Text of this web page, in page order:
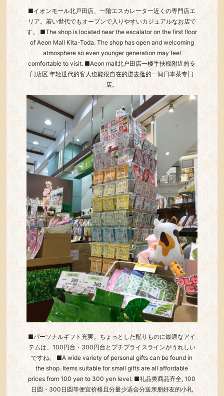
■イオンモール北戸田店、一階エスカレーター近くの専門店エ
リア。若い世代でもオープンで入りやすいカジュアルなお店で
す。 ■The shop is located near the escalator on the first floor
of Aeon Mall Kita-Toda. The shop has open and welcoming
atmosphere so even younger generation may feel
comfortable to visit. ■Aeon mall北户田店一楼手扶梯附近的专
门店区 年轻世代的客人也能很自在的进去逛的一间日本茶专门
店。
■パーソナルギフト充実。ちょっとした配りものに最適なアイ
テムは、100円台・300円台とプチプライスラインがうれしい
ですね。 ■A wide variety of personal gifts can be found in
the shop. Items suitable for small gifts are all affordable
prices from 100 yen to 300 yen level. ■礼品类商品齐全, 100
日圆・300日圆等便宜价格且分量少适合分送亲朋好友的小礼